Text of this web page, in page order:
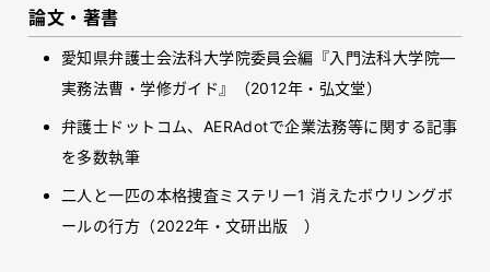
論文・著書
愛知県弁護士会法科大学院委員会編『入門法科大学院―
実務法曹・学修ガイド』（2012年・弘文堂）
弁護士ドットコム、 AERAdotで企業法務等に関する記事
を多数執筆
二人と一匹の本格捜査ミステリー1消えたボウリングボ
ールの行方（2022年・文研出版 ）